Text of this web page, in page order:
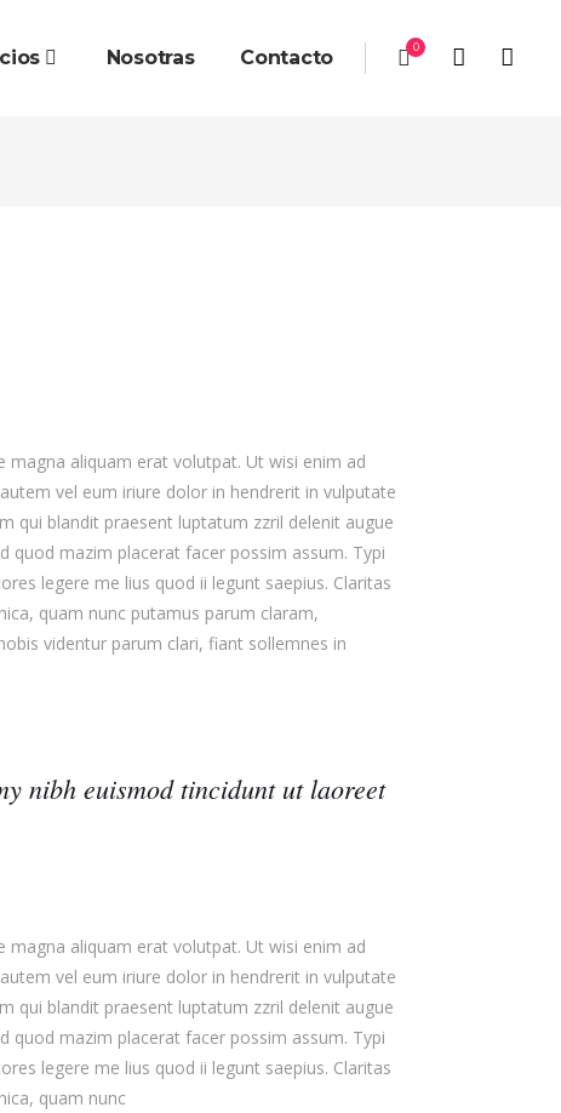
0
Nosotras Contacto
aliquam erat volutpat. Ut wisi enim ad
vel eum iriure dolor in hendrerit in vulputate
qui blandit praesent luptatum zzril delenit augue
mazim placerat facer possim assum. Typi
legere me lius quod ii legunt saepius. Claritas
quam nunc putamus parum claram,
videntur parum clari, fiant sollemnes in
nibh euismod tincidunt ut laoreet
aliquam erat volutpat. Ut wisi enim ad
vel eum iriure dolor in hendrerit in vulputate
qui blandit praesent luptatum zzril delenit augue
mazim placerat facer possim assum. Typi
legere me lius quod ii legunt saepius. Claritas
quam nunc